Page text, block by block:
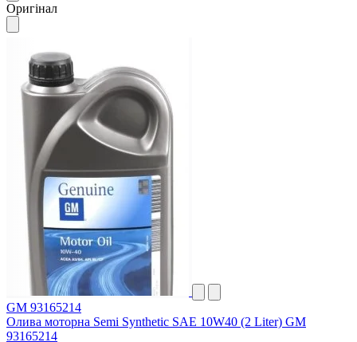
Оригінал
GM 93165214
Олива моторна Semi Synthetic SAE 10W40 (2 Liter) GM
93165214